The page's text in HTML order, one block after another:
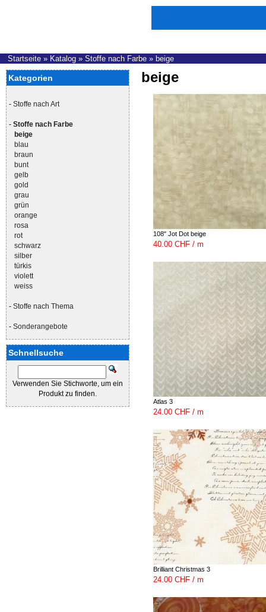
Startseite » Katalog » Stoffe nach Farbe » beige
Kategorien
- Stoffe nach Art
- Stoffe nach Farbe
beige
blau
braun
bunt
gelb
gold
grau
grün
orange
rosa
rot
schwarz
silber
türkis
violett
weiss
- Stoffe nach Thema
- Sonderangebote
Schnellsuche
Verwenden Sie Stichworte, um ein
Produkt zu finden.
beige
108" Jot Dot beige
40.00 CHF / m
Atlas 3
24.00 CHF / m
Brilliant Christmas 3
24.00 CHF / m